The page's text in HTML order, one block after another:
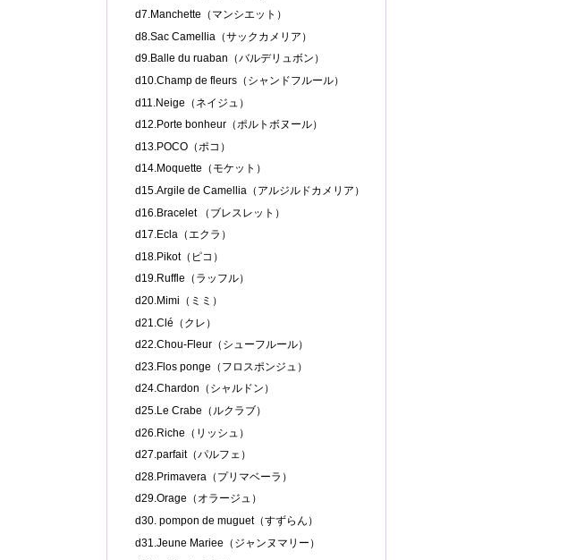
d7.Manchette（マンシエット）
d8.Sac Camellia（サックカメリア）
d9.Balle du ruaban（バルデリュボン）
d10.Champ de fleurs（シャンドフルール）
d11.Neige（ネイジュ）
d12.Porte bonheur（ポルトボヌール）
d13.POCO（ポコ）
d14.Moquette（モケット）
d15.Argile de Camellia（アルジルドカメリア）
d16.Bracelet （ブレスレット）
d17.Ecla（エクラ）
d18.Pikot（ピコ）
d19.Ruffle（ラッフル）
d20.Mimi（ミミ）
d21.Clé（クレ）
d22.Chou-Fleur（シューフルール）
d23.Flos ponge（フロスポンジュ）
d24.Chardon（シャルドン）
d25.Le Crabe（ルクラブ）
d26.Riche（リッシュ）
d27.parfait（パルフェ）
d28.Primavera（プリマベーラ）
d29.Orage（オラージュ）
d30. pompon de muguet（すずらん）
d31.Jeune Mariee（ジャンヌマリー）